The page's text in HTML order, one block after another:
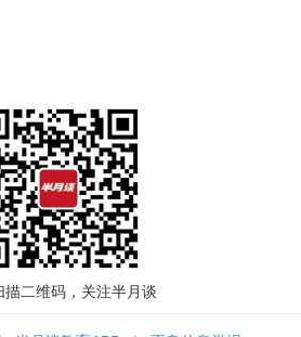
描二维码，关注半月谈